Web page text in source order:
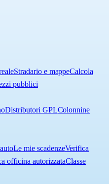
Stradario e mappeCalcola
pubblici
Distributori GPLColonnine
Le mie scadenzeVerifica
officina autorizzataClasse